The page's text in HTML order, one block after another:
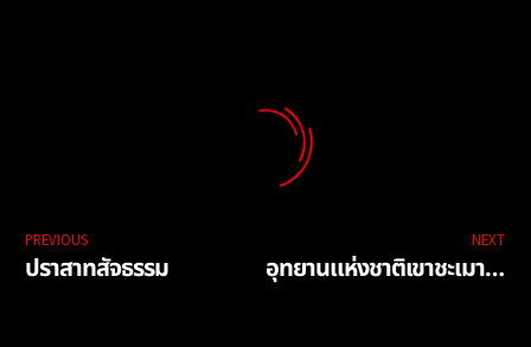
PREVIOUS
ปราสาทสัจธรรม
NEXT
อุทยานแห่งชาติเขาชะเมา-เขาวง